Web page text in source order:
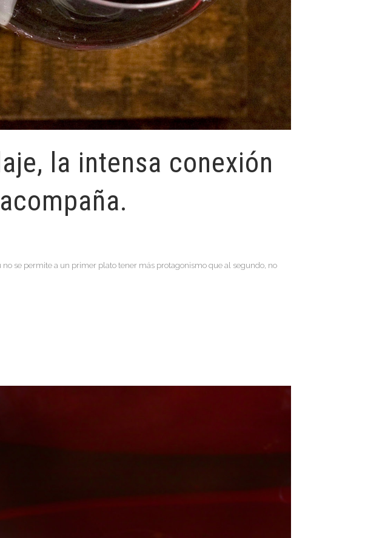
la intensa conexión
se permite a un primer plato tener más protagonismo que al segundo, no